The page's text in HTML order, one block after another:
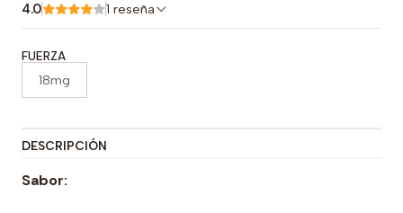
4.0 1 reseña
FUERZA
18mg
DESCRIPCIÓN
Sabor: